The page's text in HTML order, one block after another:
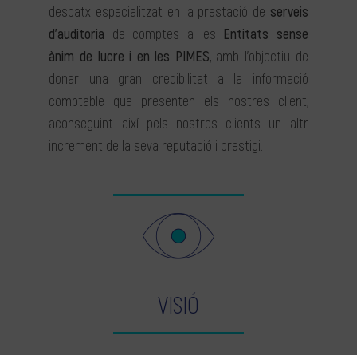
despatx especialitzat en la prestació de serveis
d’auditoria de comptes a les Entitats sense
ànim de lucre i en les PIMES, amb l’objectiu de
donar una gran credibilitat a la informació
comptable que presenten els nostres client,
aconseguint així pels nostres clients un altr
increment de la seva reputació i prestigi.
VISIÓ